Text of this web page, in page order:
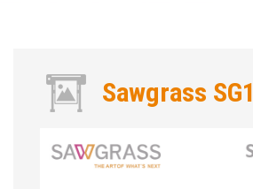
Sawgrass